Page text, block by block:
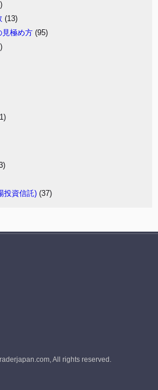
(13)
見極め方 (95)
投資信託) (37)
All rights reserved.